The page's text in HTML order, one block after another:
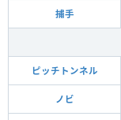
捕手
ピッチトンネル
ノビ